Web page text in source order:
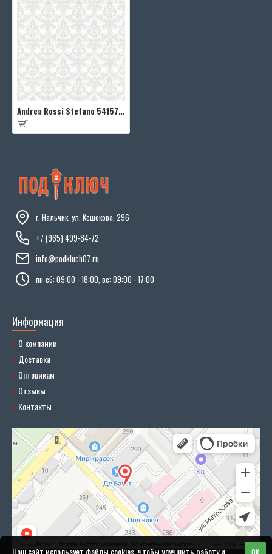
Andrea Rossi Stefano 54157-2
г. Нальчик, ул. Кешокова, 296
+7 (965) 499-84-72
info@podkluch07.ru
пн-сб: 09:00 - 18:00, вс: 09:00 - 17:00
Информация
О компании
Доставка
Оптовикам
Отзывы
Контакты
Наш сайт использует файлы cookies, чтобы улучшить работу и